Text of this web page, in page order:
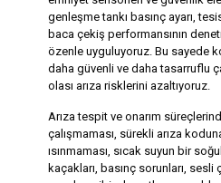
genleşme tankı basınç ayarı,
baca çekiş performansının
özenle uyguluyoruz. Bu sayede
daha güvenli ve daha tasarruflu
olası arıza risklerini azaltıyoruz.
Arıza tespit ve onarım
çalışmaması, sürekli arıza
ısınmaması, sıcak suyun bir
kaçakları, basınç sorunları,